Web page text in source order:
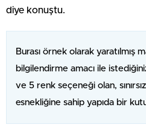
diye konuştu.
Burası örnek olarak yaratılmış
bilgilendirme amacı ile
ve 5 renk seçeneği olan,
esnekliğine sahip yapıda bir